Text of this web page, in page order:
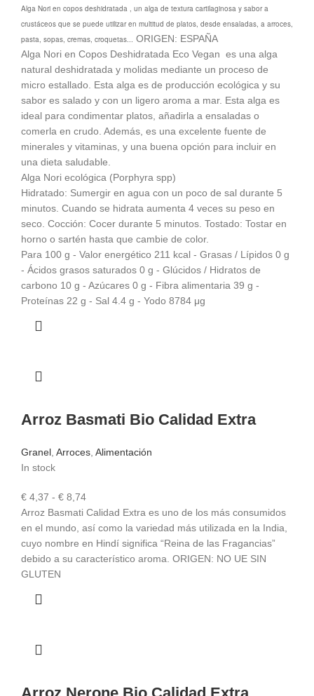
de
precios:
desde
€ 9,68
hasta
€ 31,46
Alga Nori en copos deshidratada , un alga de textura cartilaginosa y sabor a
crustáceos que se puede utilizar en multitud de platos, desde ensaladas, a arroces,
pasta, sopas, cremas, croquetas... ORIGEN: ESPAÑA
Alga Nori en Copos Deshidratada Eco Vegan es una alga
natural deshidratada y molidas mediante un proceso de
micro estallado. Esta alga es de producción ecológica y su
sabor es salado y con un ligero aroma a mar. Esta alga es
ideal para condimentar platos, añadirla a ensaladas o
comerla en crudo. Además, es una excelente fuente de
minerales y vitaminas, y una buena opción para incluir en
una dieta saludable.
Alga Nori ecológica (Porphyra spp)
Hidratado: Sumergir en agua con un poco de sal durante 5
minutos. Cuando se hidrata aumenta 4 veces su peso en
seco. Cocción: Cocer durante 5 minutos. Tostado: Tostar en
horno o sartén hasta que cambie de color.
Para 100 g - Valor energético 211 kcal - Grasas / Lípidos 0 g
- Ácidos grasos saturados 0 g - Glúcidos / Hidratos de
carbono 10 g - Azúcares 0 g - Fibra alimentaria 39 g -
Proteínas 22 g - Sal 4.4 g - Yodo 8784 μg
Arroz Basmati Bio Calidad Extra
Granel Arroces Alimentación
In stock
€ 4,37 - € 8,74Rango
de
precios:
desde
€ 4,37
Arroz Basmati Calidad Extra es uno de los más consumidos
en el mundo, así como la variedad más utilizada en la India,
cuyo nombre en Hindí significa “Reina de las Fragancias”
debido a su característico aroma. ORIGEN: NO UE SIN
GLUTEN